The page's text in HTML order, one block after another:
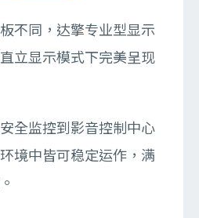
不同，达擎专业型显示
立显示模式下完美呈现
全监控到影音控制中心
境中皆可稳定运作，满